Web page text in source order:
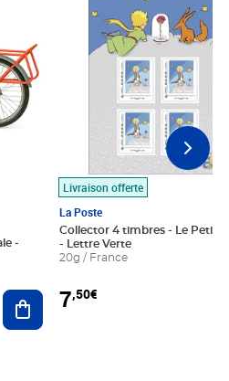
Ajouter au panier
Livraison offerte
La Poste
Collector 4 timbres - Le Petit
- Lettre Verte
20g / France
7,50€